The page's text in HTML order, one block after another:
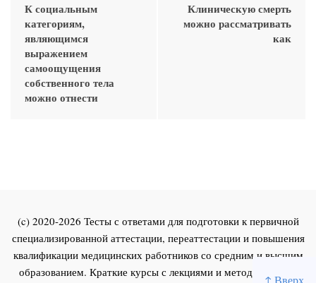
К социальным
категориям,
являющимся
выражением
самоощущения
собственного тела
можно отнести
Клиническую смерть
можно рассматривать
как
(c) 2020-2026 Тесты с ответами для подготовки к первичной
специализированной аттестации, переаттестации и повышения
квалификации медицинских работников со средним и высшим
образованием. Краткие курсы с лекциями и методическими